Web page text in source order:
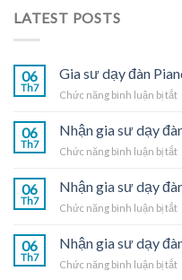
LATEST POSTS
06
Th7
Gia sư dạy đàn
Chức năng bình luận bị tắtở
06
Th7
Nhận gia sư dạy
Chức năng bình luận bị tắtở
06
Th7
Nhận gia sư dạy
Chức năng bình luận bị tắtở
06
Th7
Nhận gia sư dạy
Chức năng bình luận bị tắtở